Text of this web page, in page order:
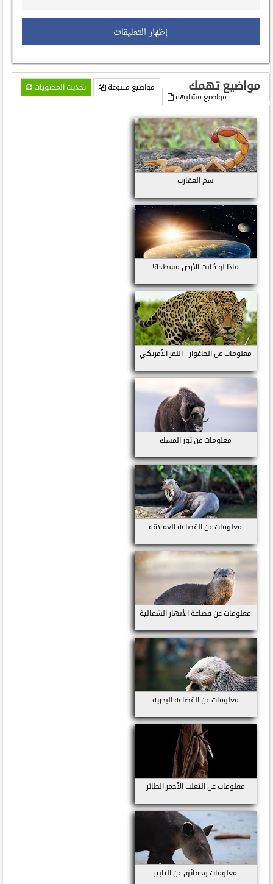
إظهار التعليقات
مواضيع تهمك تحديث المحتويات
مواضيع متنوعة
مواضيع مشابهة
سم العقارب
ماذا لو كانت الأرض مسطحة!
معلومات عن الجاغوار - النمر الأمريكي
معلومات عن ثور المسك
معلومات عن القضاعة العملاقة
معلومات عن قضاعة الأنهار الشمالية
معلومات عن القضاعة البحرية
معلومات عن الثعلب الأحمر الطائر
معلومات وحقائق عن التابير